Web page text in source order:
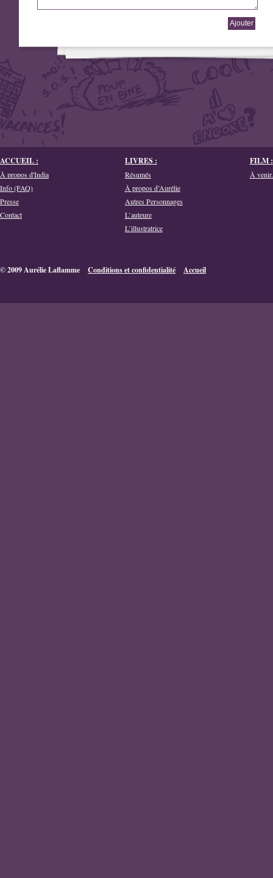
ACCUEIL :
À propos d'India
Info (FAQ)
Presse
Contact
LIVRES :
Résumés
À propos d’Aurélie
Autres Personnages
L’auteure
L’illustratrice
FILM :
À
© 2009 Aurélie Laflamme Conditions et confidentialité Accueil